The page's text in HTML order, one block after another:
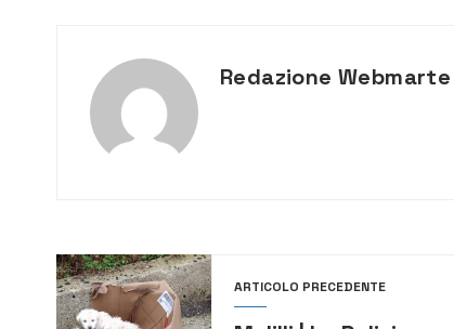
Redazione Webmarte
ARTICOLO PRECEDENTE